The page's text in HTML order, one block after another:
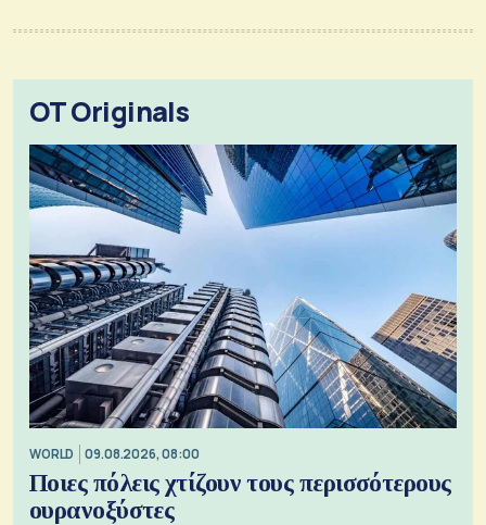
OT Originals
WORLD 09.08.2026, 08:00
Ποιες πόλεις χτίζουν τους περισσότερους
ουρανοξύστες